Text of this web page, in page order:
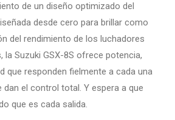
de un diseño optimizado del
desde cero para brillar como
del rendimiento de los luchadores
la Suzuki GSX-8S ofrece potencia,
que responden fielmente a cada una
el control total. Y espera a que
que es cada salida.